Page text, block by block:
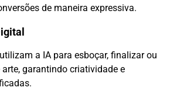
de maneira expressiva.
a IA para esboçar, finalizar ou
garantindo criatividade e